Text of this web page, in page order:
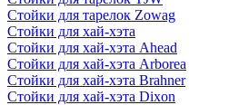
Стойки для тарелок Zowag
Стойки для хай-хэта
Стойки для хай-хэта Ahead
Стойки для хай-хэта Arborea
Стойки для хай-хэта Brahner
Стойки для хай-хэта Dixon